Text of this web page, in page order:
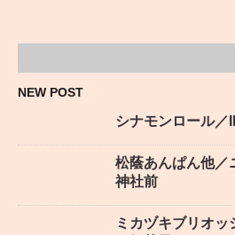
NEW POST
シナモンロール／
松蔭あんぱん他／
神社前
ミカヅキブリオッ